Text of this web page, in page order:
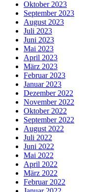
Oktober 2023
September 2023
August 2023
Juli 2023
Juni 2023
Mai 2023
April 2023
März 2023
Februar 2023
Januar 2023
Dezember 2022
November 2022
Oktober 2022
September 2022
August 2022
Juli 2022
Juni 2022
Mai 2022
April 2022
März 2022
Februar 2022